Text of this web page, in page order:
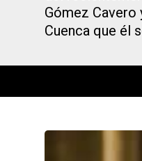
Gómez Cavero
Cuenca que él